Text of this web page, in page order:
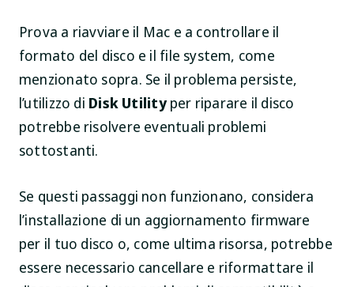
Prova a riavviare il Mac e a controllare il
formato del disco e il file system, come
menzionato sopra. Se il problema persiste,
l’utilizzo di Disk Utilityper riparare il disco
potrebbe risolvere eventuali problemi
sottostanti.
Se questi passaggi non funzionano, considera
l’installazione di un aggiornamento firmware
per il tuo disco o, come ultima risorsa, potrebbe
essere necessario cancellare e riformattare il